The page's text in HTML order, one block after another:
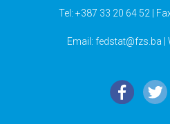
Tel: +387 33 20 64 52 |
Email: fedstat@fzs.ba